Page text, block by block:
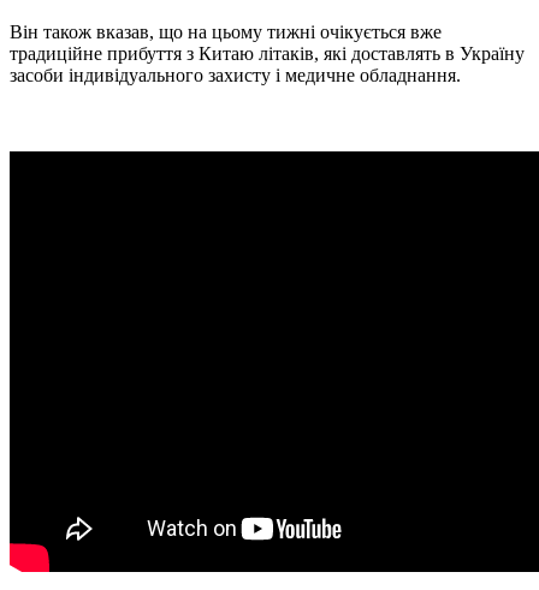
Він також вказав, що на цьому тижні очікується вже
традиційне прибуття з Китаю літаків, які доставлять в Україну
засоби індивідуального захисту і медичне обладнання.